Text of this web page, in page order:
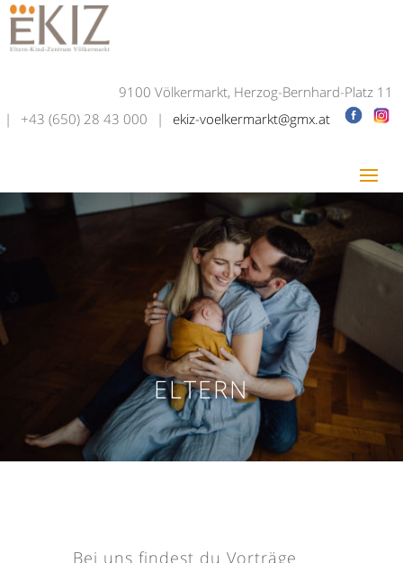
9100 Völkermarkt, Herzog-Bernhard-Platz 11
|
+43 (650) 28 43 000 | ekiz-voelkermarkt@gmx.at
ELTERN
Bei uns findest du Vorträge